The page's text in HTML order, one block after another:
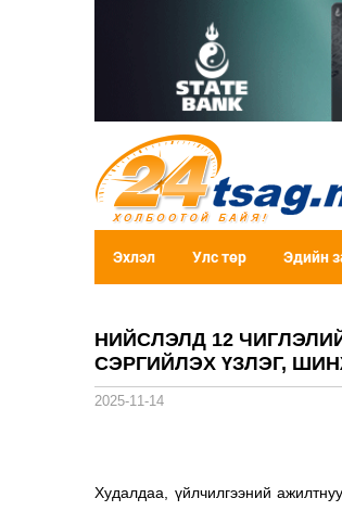
Эхлэл Улс төр Эдийн
НИЙСЛЭЛД 12
СЭРГИЙЛЭХ ҮЗЛЭГ,
2025-11-14
Худалдаа, үйлчилгээний